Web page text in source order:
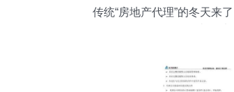
传统“房地产代理”的冬天来